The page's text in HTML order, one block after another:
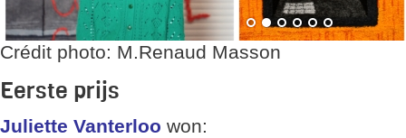
Crédit photo: M.Renaud Masson
Eerste prijs
Juliette Vanterloo won: